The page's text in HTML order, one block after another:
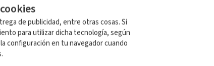
de publicidad, entre otras cosas. Si
para utilizar dicha tecnología, según
configuración en tu navegador cuando